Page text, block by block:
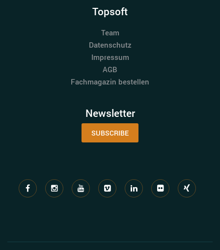
Topsoft
Team
Datenschutz
Impressum
AGB
Fachmagazin bestellen
Newsletter
SUBSCRIBE